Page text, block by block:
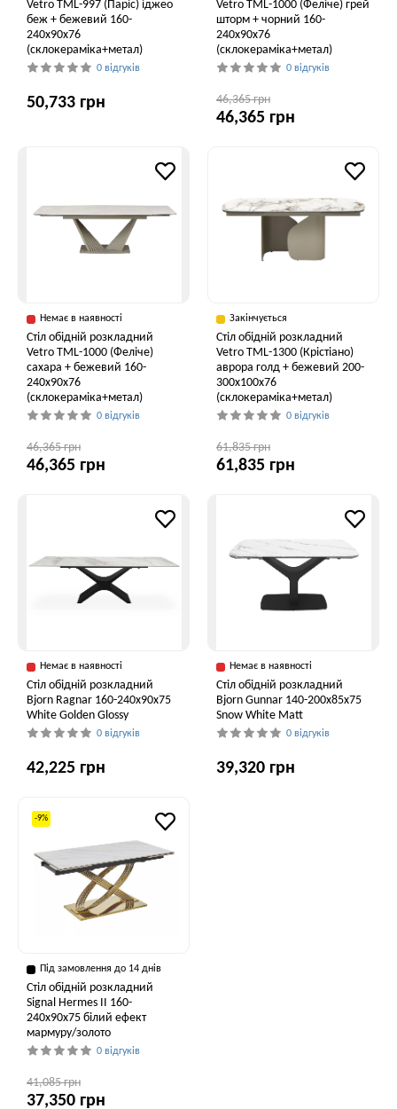
Vetro ТМL-997 (Паріс) іджео
беж + бежевий 160-
240x90x76
(склокераміка+метал)
0 відгуків
50,733 грн
Vetro ТМL-1000 (Феліче) грей
шторм + чорний 160-
240x90x76
(склокераміка+метал)
0 відгуків
46,365 грн
46,365 грн
Немає в наявності
Стіл обідній розкладний
Vetro ТМL-1000 (Феліче)
сахара + бежевий 160-
240x90x76
(склокераміка+метал)
0 відгуків
46,365 грн
46,365 грн
Закінчується
Стіл обідній розкладний
Vetro TML-1300 (Крістіано)
аврора голд + бежевий 200-
300x100x76
(склокераміка+метал)
0 відгуків
61,835 грн
61,835 грн
Немає в наявності
Стіл обідній розкладний
Bjorn Ragnar 160-240х90х75
White Golden Glossy
0 відгуків
42,225 грн
Немає в наявності
Стіл обідній розкладний
Bjorn Gunnar 140-200х85х75
Snow White Matt
0 відгуків
39,320 грн
-9%
Під замовлення до 14 днів
Стіл обідній розкладний
Signal Hermes II 160-
240x90x75 білий ефект
мармуру/золото
0 відгуків
41,085 грн
37,350 грн